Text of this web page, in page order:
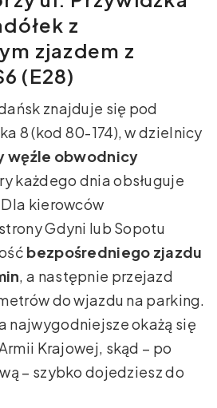
z
zjazdem z
(E28)
znajduje się pod
8 (kod 80-174), w dzielnicy
węźle obwodnicy
każdego dnia obsługuje
kierowców
Gdyni lub Sopotu
bezpośredniego zjazdu
, a następnie przejazd
do wjazdu na parking.
najwygodniejsze okażą się
Krajowej, skąd – po
– szybko dojedziesz do